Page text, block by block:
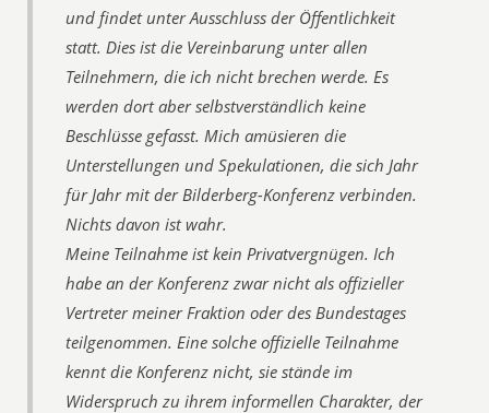
und findet unter Ausschluss der Öffentlichkeit
statt. Dies ist die Vereinbarung unter allen
Teilnehmern, die ich nicht brechen werde. Es
werden dort aber selbstverständlich keine
Beschlüsse gefasst. Mich amüsieren die
Unterstellungen und Spekulationen, die sich Jahr
für Jahr mit der Bilderberg-Konferenz verbinden.
Nichts davon ist wahr.
Meine Teilnahme ist kein Privatvergnügen. Ich
habe an der Konferenz zwar nicht als offizieller
Vertreter meiner Fraktion oder des Bundestages
teilgenommen. Eine solche offizielle Teilnahme
kennt die Konferenz nicht, sie stände im
Widerspruch zu ihrem informellen Charakter, der